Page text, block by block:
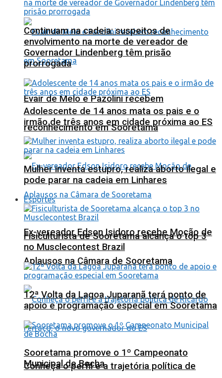
Evair de Melo e Pazolini recebem
reconhecimento em Sooretama
Ex-vereador Edson Isidoro recebe Moção de
Aplausos na Câmara de Sooretama
Conheça o perfil e a trajetória política de
Continuam na cadeia: suspeitos de
envolvimento na morte de vereador de
Governador Lindenberg têm prisão
prorrogada
Adolescente de 14 anos mata os pais e o
irmão de três anos em cidade próxima ao ES
Mulher inventa estupro, realiza aborto ilegal e
pode parar na cadeia em Linhares
Esportes
Fisiculturista de Sooretama alcança o top 3
no Musclecontest Brazil
12ª Volta da Lagoa Juparanã terá ponto de
apoio e programação especial em Sooretama
Sooretama promove o 1º Campeonato
Municipal de Bocha